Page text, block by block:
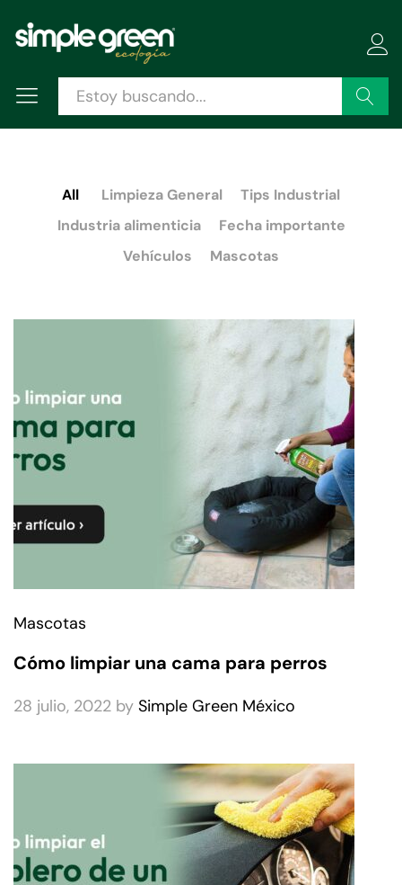
Buscar
All Limpieza General
Tips Industrial
Industria alimenticia
Fecha importante
Vehículos
Mascotas
Mascotas
Cómo limpiar una cama para perros
28 julio, 2022 by Simple Green México